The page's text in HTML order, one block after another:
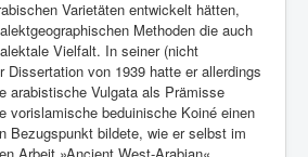
Varietäten entwickelt hätten,
Methoden die auch
Vielfalt. In seiner (nicht
Dissertation von 1939 hatte er allerdings
arabistische Vulgata als Prämisse
vorislamische beduinische Koiné einen
Bezugspunkt bildete, wie er selbst im
Arbeit »Ancient West-Arabian«